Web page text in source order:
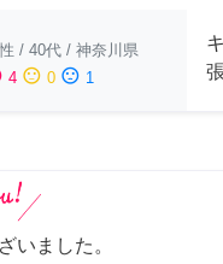
/ 40代 / 神奈川県
4 sentiment_neutral 0 sentiment_dissatisfied 1
いました。